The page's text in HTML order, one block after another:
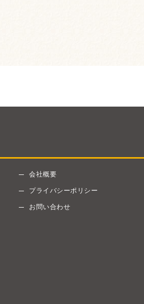
会社概要
プライバシーポリシー
お問い合わせ